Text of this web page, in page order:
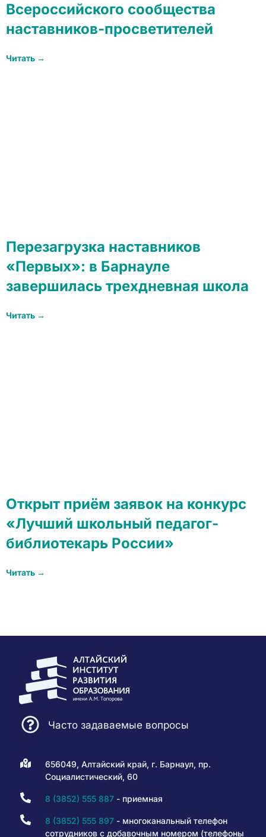
Всероссийского сообщества
наставников-просветителей
Читать →
Перезагрузка наставников
«Первых»: в Барнауле
завершилась трехдневная школа
Читать →
Открыт приём заявок на конкурс
«Лучший школьный педагог-
библиотекарь России»
Читать →
Часто задаваемые вопросы
656049, Алтайский край, г. Барнаул, пр.
Социалистический, 60
8 (3852) 555 887- приемная
8 (3852) 555 897- многоканальный телефон
сотрудников с добавочным номером (телефоны